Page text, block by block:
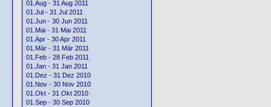
01.Aug - 31 Aug 2011
01.Jul - 31 Jul 2011
01.Jun - 30 Jun 2011
01.Mai - 31 Mai 2011
01.Apr - 30 Apr 2011
01.Mär - 31 Mär 2011
01.Feb - 28 Feb 2011
01.Jan - 31 Jan 2011
01.Dez - 31 Dez 2010
01.Nov - 30 Nov 2010
01.Okt - 31 Okt 2010
01.Sep - 30 Sep 2010